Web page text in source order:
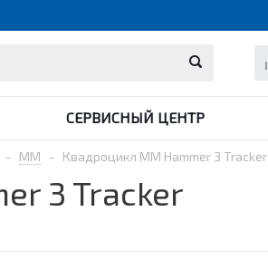
СЕРВИСНЫЙ ЦЕНТР
- MM - Квадроцикл MM Hammer 3 Tracker
3 Tracker